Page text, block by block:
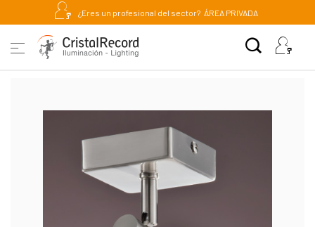
¿Eres un profesional del sector? ÁREA PRIVADA